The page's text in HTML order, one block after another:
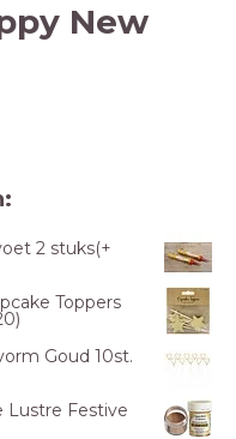
New
2 stuks(+
Toppers
Goud 10st.
Lustre Festive